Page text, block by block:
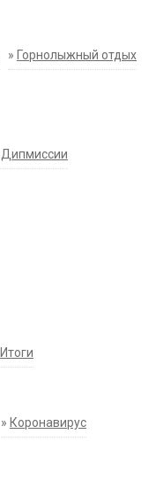
» Горнолыжный отдых
Дипмиссии
Итоги
» Коронавирус